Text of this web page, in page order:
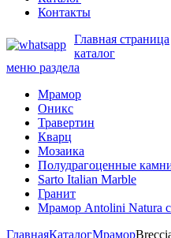
Контакты
Главная страница
каталог
меню раздела
Мрамор
Оникс
Травертин
Кварц
Мозаика
Полудрагоценные
Sarto Italian Marble
Гранит
Мрамор Antolini Natura
ГлавнаяКаталогМрамор